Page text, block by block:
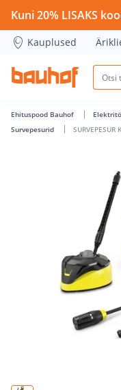
SURVEPESUR
Kuni 20% LISAKS
Kauplused
Ehituspood Bauhof
Survepesurid
SURVEPESUR